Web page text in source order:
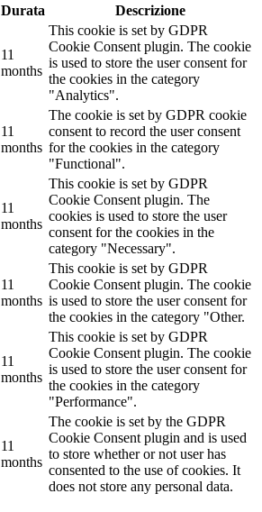
Durata Descrizione
11
months
This cookie is set by GDPR
Cookie Consent plugin. The cookie
is used to store the user consent for
the cookies in the category
"Analytics".
11
months
The cookie is set by GDPR cookie
consent to record the user consent
for the cookies in the category
"Functional".
11
months
This cookie is set by GDPR
Cookie Consent plugin. The
cookies is used to store the user
consent for the cookies in the
category "Necessary".
11
months
This cookie is set by GDPR
Cookie Consent plugin. The cookie
is used to store the user consent for
the cookies in the category "Other.
11
months
This cookie is set by GDPR
Cookie Consent plugin. The cookie
is used to store the user consent for
the cookies in the category
"Performance".
11
months
The cookie is set by the GDPR
Cookie Consent plugin and is used
to store whether or not user has
consented to the use of cookies. It
does not store any personal data.